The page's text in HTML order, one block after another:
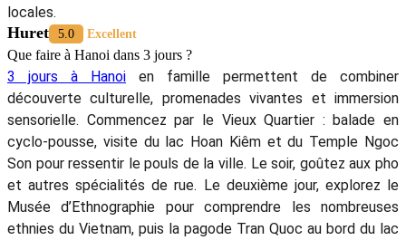
locales.
Huret 5.0 Excellent
Que faire à Hanoi dans 3 jours ?
3 jours à Hanoi en famille permettent de combiner
découverte culturelle, promenades vivantes et immersion
sensorielle. Commencez par le Vieux Quartier : balade en
cyclo-pousse, visite du lac Hoan Kiêm et du Temple Ngoc
Son pour ressentir le pouls de la ville. Le soir, goûtez aux pho
et autres spécialités de rue. Le deuxième jour, explorez le
Musée d’Ethnographie pour comprendre les nombreuses
ethnies du Vietnam, puis la pagode Tran Quoc au bord du lac